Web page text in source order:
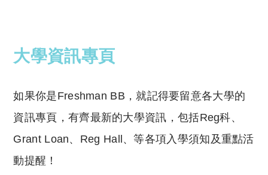
大學資訊專頁
如果你是Freshman BB，就記得要留意各大學的
資訊專頁，有齊最新的大學資訊，包括Reg科、
Grant Loan、Reg Hall、等各項入學須知及重點活
動提醒！